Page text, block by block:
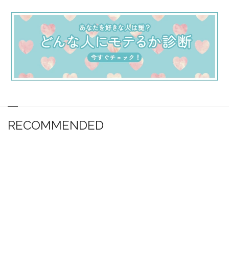
RECOMMENDED